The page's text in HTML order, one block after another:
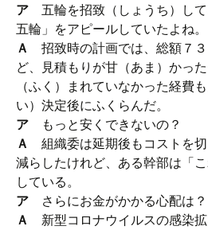
ア 五輪を招致（しょうち）し
五輪」をアピールしていたよね。
Ａ
招致時の計画では、総額７
ど、見積もりが甘（あま）かっ
（ふく）まれていなかった経費
い）決定後にふくらんだ。
ア もっと安くできないの？
Ａ
組織委は延期後もコストを
減らしたけれど、ある幹部は「
している。
ア さらにお金がかかる心配は？
Ａ
新型コロナウイルスの感染拡